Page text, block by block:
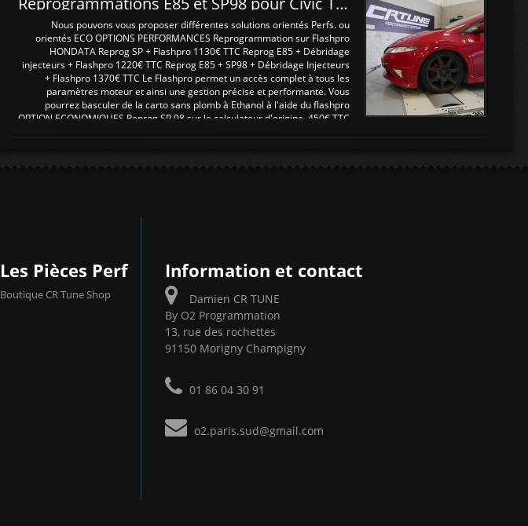
Nous pouvons vous proposer différentes solutions orientés Perfs. ou
orientés ECO OPTIONS PERFORMANCES Reprogrammation sur Flashpro
HONDATA Reprog SP + Flashpro 1130€ TTC Reprog E85 + Débridage
injecteurs + Flashpro 1220€ TTC Reprog E85 + SP98 + Débridage Injecteurs
+ Flashpro 1370€ TTC Le Flashpro permet un accès complet à tous les
paramètres moteur et ainsi une gestion précise et performante. Vous
pourrez basculer de la carto sans plomb à Ethanol à l'aide du flashpro
OPTION ECONOMIQUES Reprog SP 98 sur le calculateur d'origine 450€ TTC
Les Pièces Perf
Boutique CR Tune Shop
Information et contact
Damien CR TUNE
By O2 Programmation
13, rue des rochettes
91150 Morigny Champigny
01 86 04 30 91
o2.paris.sud@gmail.com